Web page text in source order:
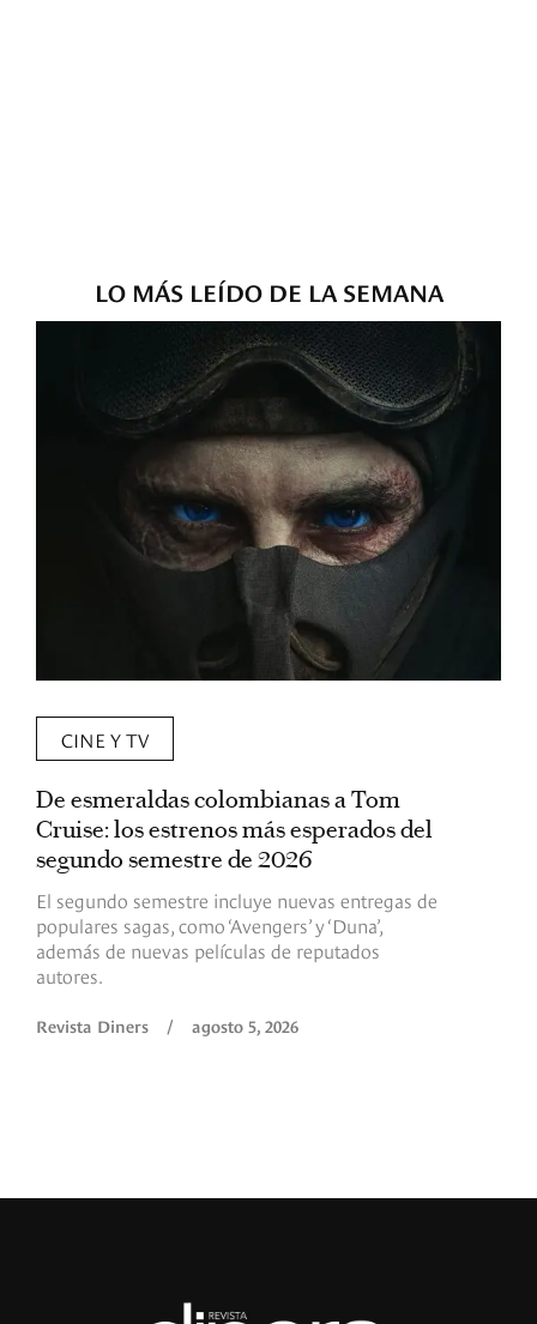
LO MÁS LEÍDO DE LA SEMANA
CINE Y TV
De esmeraldas colombianas a Tom
Cruise: los estrenos más esperados del
segundo semestre de 2026
El segundo semestre incluye nuevas entregas de
populares sagas, como ‘Avengers’ y ‘Duna’,
además de nuevas películas de reputados
autores.
Revista Diners / agosto 5, 2026